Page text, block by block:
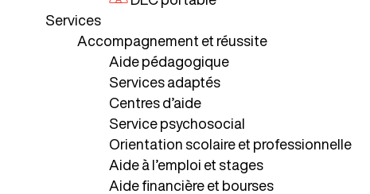
Services
Accompagnement et réussite
Aide pédagogique
Services adaptés
Centres d’aide
Service psychosocial
Orientation scolaire et professionnelle
Aide à l’emploi et stages
Aide financière et bourses